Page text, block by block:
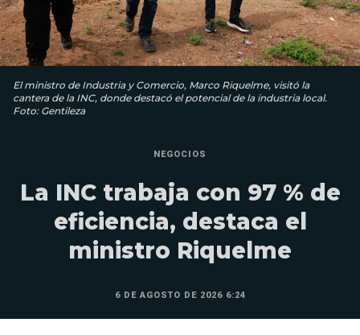
El ministro de Industria y Comercio, Marco Riquelme, visitó la
cantera de la INC, donde destacó el potencial de la industria local.
Foto: Gentileza
NEGOCIOS
La INC trabaja con 97 % de
eficiencia, destaca el
ministro Riquelme
6 DE AGOSTO DE 2026 6:24